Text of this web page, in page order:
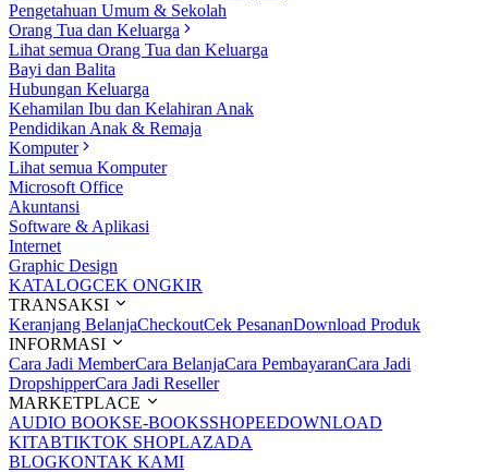
Pengetahuan Umum & Sekolah
Orang Tua dan Keluarga
Lihat semua Orang Tua dan Keluarga
Bayi dan Balita
Hubungan Keluarga
Kehamilan Ibu dan Kelahiran Anak
Pendidikan Anak & Remaja
Komputer
Lihat semua Komputer
Microsoft Office
Akuntansi
Software & Aplikasi
Internet
Graphic Design
KATALOGCEK ONGKIR
TRANSAKSI
Keranjang BelanjaCheckoutCek PesananDownload Produk
INFORMASI
Cara Jadi MemberCara BelanjaCara PembayaranCara Jadi
DropshipperCara Jadi Reseller
MARKETPLACE
AUDIO BOOKSE-BOOKSSHOPEEDOWNLOAD
KITABTIKTOK SHOPLAZADA
BLOGKONTAK KAMI